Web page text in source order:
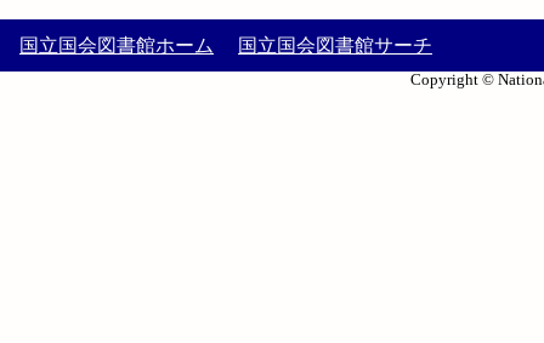
国立国会図書館ホーム 国立国会図書館サーチ
Copyright ©